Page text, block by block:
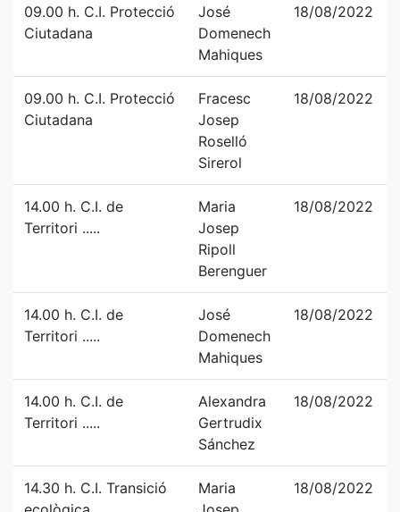
09.00 h. C.I. Protecció
Ciutadana
José
Domenech
Mahiques
18/08/2022
09.00 h. C.I. Protecció
Ciutadana
Fracesc
Josep
Roselló
Sirerol
18/08/2022
14.00 h. C.I. de
Territori .....
Maria
Josep
Ripoll
Berenguer
18/08/2022
14.00 h. C.I. de
Territori .....
José
Domenech
Mahiques
18/08/2022
14.00 h. C.I. de
Territori .....
Alexandra
Gertrudix
Sánchez
18/08/2022
14.30 h. C.I. Transició
Maria
18/08/2022